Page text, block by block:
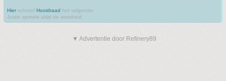
Hier schreef Hooidraad het volgende:
Justin spreekt altijd de waarheid.
▼ Advertentie door Refinery89